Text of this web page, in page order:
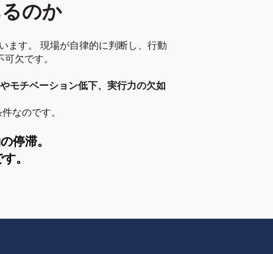
のか
ます。 現場が自律的に判断し、行動
欠です。
モチベーション低下、実行力の欠如
なのです。
停滞。
。